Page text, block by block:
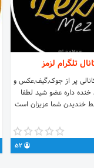
تلگرام لزمز
پر از جوک,گیف,عکس و
خنده داره عضو شید لطفا
خندیدن شما عزیزان است
52